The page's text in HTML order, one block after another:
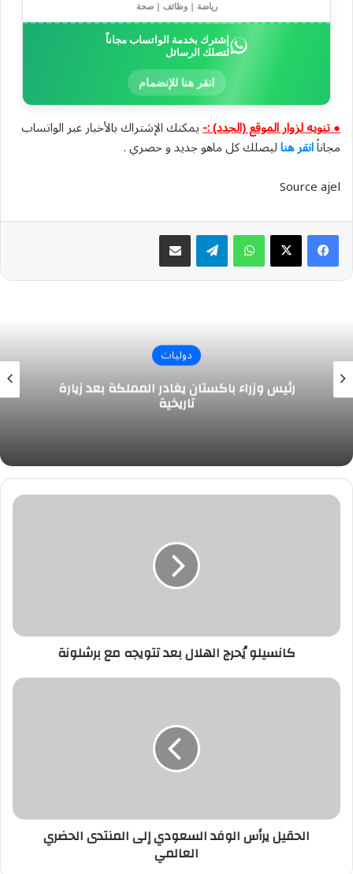
رياضة | وظائف | صحة
إشترك بخدمة الواتساب مجاناً
لتصلك الرسائل
انقر هنا للإنضمام
● تنويه لزوار الموقع (الجدد) :-يمكنك الإشتراك بالأخبار عبر الواتساب
مجاناًانقر هناليصلك كل ماهو جديد و حصري .
Source ajel
واتسابتيلقرام مشاركة عبر البريد
دوليات
رئيس وزراء باكستان يغادر المملكة بعد زيارة
تاريخية
كانسيلو
كانسيلو يُحرج الهلال بعد تتويجه مع برشلونة
الحقيل
الحقيل يرأس الوفد السعودي إلى المنتدى الحضري
العالمي